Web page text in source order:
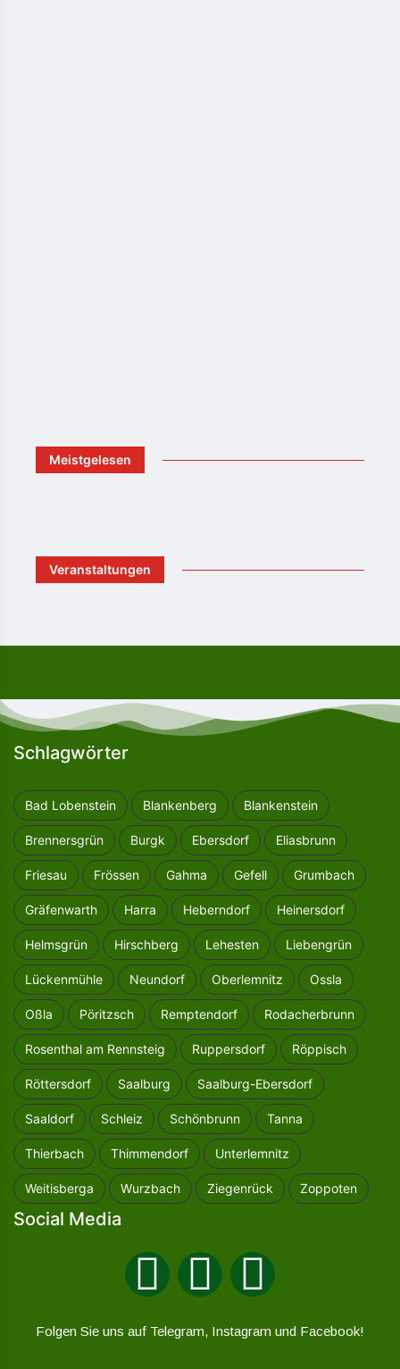
Meistgelesen
Veranstaltungen
Schlagwörter
Bad Lobenstein Blankenberg Blankenstein
Brennersgrün Burgk Ebersdorf Eliasbrunn
Friesau Frössen Gahma Gefell Grumbach
Gräfenwarth Harra Heberndorf Heinersdorf
Helmsgrün Hirschberg Lehesten Liebengrün
Lückenmühle Neundorf Oberlemnitz Ossla
Oßla Pöritzsch Remptendorf Rodacherbrunn
Rosenthal am Rennsteig Ruppersdorf Röppisch
Röttersdorf Saalburg Saalburg-Ebersdorf
Saaldorf Schleiz Schönbrunn Tanna
Thierbach Thimmendorf Unterlemnitz
Weitisberga Wurzbach Ziegenrück Zoppoten
Social Media
Folgen Sie uns auf Telegram, Instagram und Facebook!